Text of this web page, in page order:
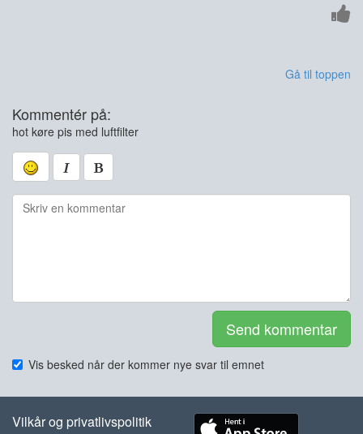
Gå til toppen
Kommentér på:
hot køre pis med luftfilter
Send kommentar
Vis besked når der kommer nye svar til emnet
Vilkår og privatlivspolitik